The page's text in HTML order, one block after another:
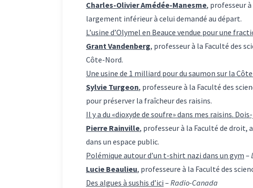
Charles-Olivier Amédée-Manesme, professeur
largement inférieur à celui demandé au départ.
L’usine d’Olymel en Beauce vendue pour une
Grant Vandenberg, professeur à la Faculté des
Côte-Nord.
Une usine de 1 milliard pour du saumon sur la
Sylvie Turgeon, professeure à la Faculté des
pour préserver la fraîcheur des raisins.
Il y a du «dioxyde de soufre» dans mes raisins.
Pierre Rainville, professeur à la Faculté de droit,
dans un espace public.
Polémique autour d’un t-shirt nazi dans un gym –
Lucie Beaulieu, professeure à la Faculté des
Des algues à sushis d’ici – Radio-Canada